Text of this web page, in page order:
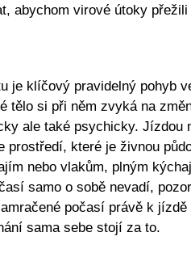
abychom virové útoky přežili
je klíčový pravidelný pohyb
tělo si při něm zvyká na
ale také psychicky. Jízdou
prostředí, které je živnou
nebo vlakům, plným
samo o sobě nevadí,
počasí právě k jízdě
sama sebe stojí za to.